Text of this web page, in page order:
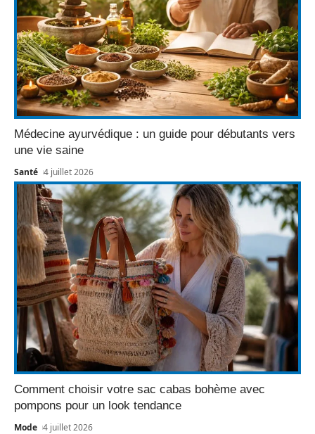
Médecine ayurvédique : un guide pour débutants vers
une vie saine
Santé 4 juillet 2026
Comment choisir votre sac cabas bohème avec
pompons pour un look tendance
Mode 4 juillet 2026